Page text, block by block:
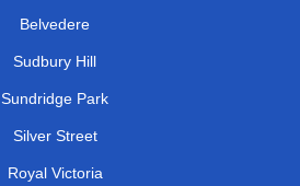
Belvedere
Sudbury Hill
Sundridge Park
Silver Street
Royal Victoria